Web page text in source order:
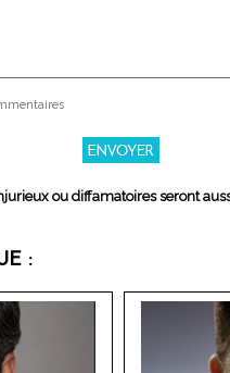
ou diffamatoires seront
: